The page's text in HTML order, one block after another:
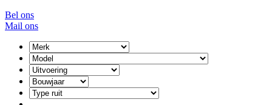
Bel ons
Mail ons